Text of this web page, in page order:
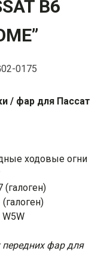
B6
0175
/ фар для Пассат
ходовые огни
(галоген)
передних фар для